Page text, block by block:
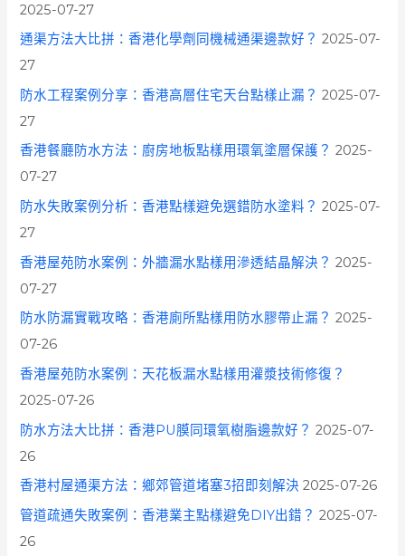
2025-07-27
通渠方法大比拼：香港化學劑同機械通渠邊款好？ 2025-07-
27
防水工程案例分享：香港高層住宅天台點樣止漏？ 2025-07-
27
香港餐廳防水方法：廚房地板點樣用環氧塗層保護？ 2025-
07-27
防水失敗案例分析：香港點樣避免選錯防水塗料？ 2025-07-
27
香港屋苑防水案例：外牆漏水點樣用滲透結晶解決？ 2025-
07-27
防水防漏實戰攻略：香港廁所點樣用防水膠帶止漏？ 2025-
07-26
香港屋苑防水案例：天花板漏水點樣用灌漿技術修復？
2025-07-26
防水方法大比拼：香港PU膜同環氧樹脂邊款好？ 2025-07-
26
香港村屋通渠方法：鄉郊管道堵塞3招即刻解決 2025-07-26
管道疏通失敗案例：香港業主點樣避免DIY出錯？ 2025-07-
26